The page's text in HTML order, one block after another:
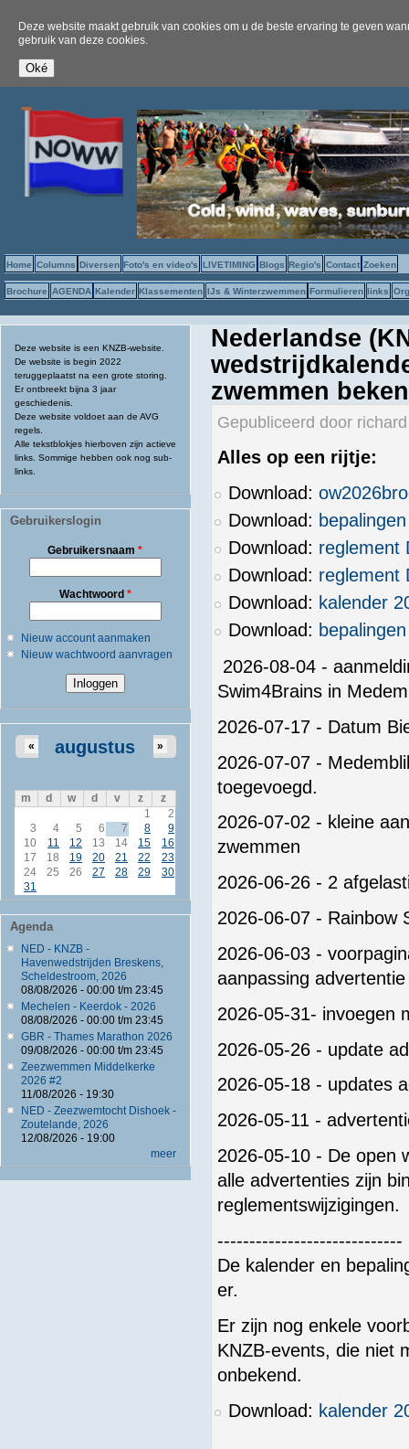
Deze website maakt gebruik van cookies om u de beste ervaring te geven
gebruik van deze cookies.
Home Columns Diversen Foto's en video's LIVETIMING Blogs Regio's Contact Zoeken
Brochure AGENDA Kalender Klassementen IJs & Winterzwemmen Formulieren links
Deze website is een KNZB-website.
De website is begin 2022
teruggeplaatst na een grote storing.
Er ontbreekt bijna 3 jaar
geschiedenis.
Deze website voldoet aan de AVG
regels.
Alle tekstblokjes hierboven zijn actieve
links. Sommige hebben ook nog sub-
links.
Gebruikerslogin
Gebruikersnaam*
Wachtwoord *
Nieuw account aanmaken
Nieuw wachtwoord aanvragen
augustus
« »
m d w d v z
z
1
2
3
4 5 6 7 8
9
10
11 12 13 14 15
16
17
18 19 20 21 22
23
24
25 26 27 28 29
30
31
Agenda
NED - KNZB -
Havenwedstrijden Breskens,
Scheldestroom, 2026
08/08/2026 - 00:00t/m 23:45
Mechelen - Keerdok - 2026
08/08/2026 - 00:00t/m 23:45
GBR - Thames Marathon 2026
09/08/2026 - 00:00t/m 23:45
Zeezwemmen Middelkerke
2026 #2
11/08/2026 - 19:30
NED - Zeezwemtocht Dishoek -
Zoutelande, 2026
12/08/2026 - 19:00
meer
Nederlandse
zwemmen
Gepubliceerd door
Alles op een rijtje:
Download:
Download:
Download: reglement
Download: reglement
Download: kalender
Download:
2026-08-04 -
Swim4Brains in
2026-07-17 - Datum
2026-07-07 -
toegevoegd.
2026-07-02 - kleine
zwemmen
2026-06-26 - 2
2026-06-07 - Rainbow
2026-06-03 -
aanpassing
2026-05-31- invoegen
2026-05-26 - update
2026-05-18 - updates
2026-05-11 -
2026-05-10 - De open
alle advertenties zijn
reglementswijzigingen.
-----------------------------
De kalender en
er.
Er zijn nog enkele
KNZB-events, die niet
onbekend.
Download: kalender